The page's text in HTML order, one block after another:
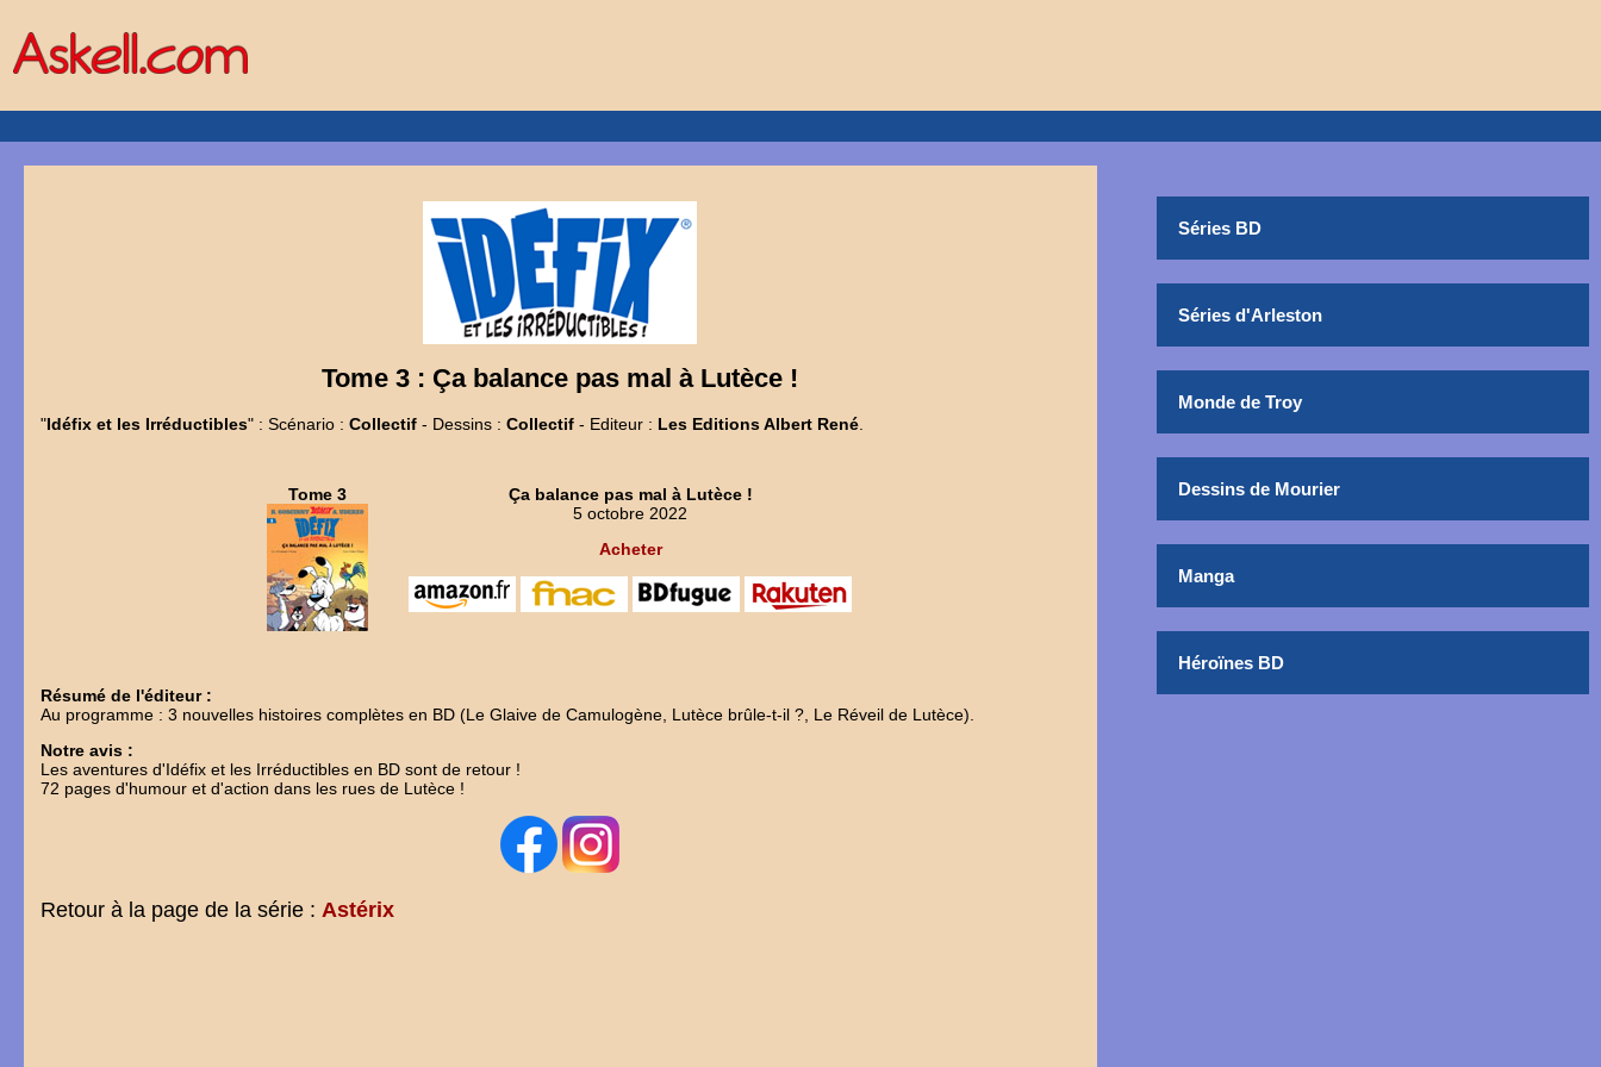
Tome 3 : Ça balance pas mal à Lutèce !
"Idéfix et les Irréductibles" : Scénario :Collectif - Dessins :Collectif - Editeur : Les Editions Albert René
Tome 3
Ça balance pas mal à Lutèce !
5 octobre 2022
Acheter
Résumé de l'éditeur :
Au programme : 3 nouvelles histoires complètes en BD (Le Glaive de Camulogène, Lutèce brûle-t-il ?, Le Réveil de Lutèce).
Notre avis :
Les aventures d'Idéfix et les Irréductibles en BD sont de retour !
72 pages d'humour et d'action dans les rues de Lutèce !
Retour à la page de la série : Astérix
Séries BD
Séries d'Arleston
Monde de Troy
Dessins de Mourier
Manga
Héroïnes BD